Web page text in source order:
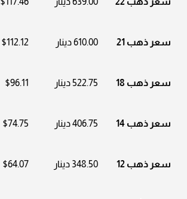
سعر ذهب 21 610.00 دينار $112.12
سعر ذهب 18 522.75 دينار $96.11
سعر ذهب 14 406.75 دينار $74.75
سعر ذهب 12 348.50 دينار $64.07